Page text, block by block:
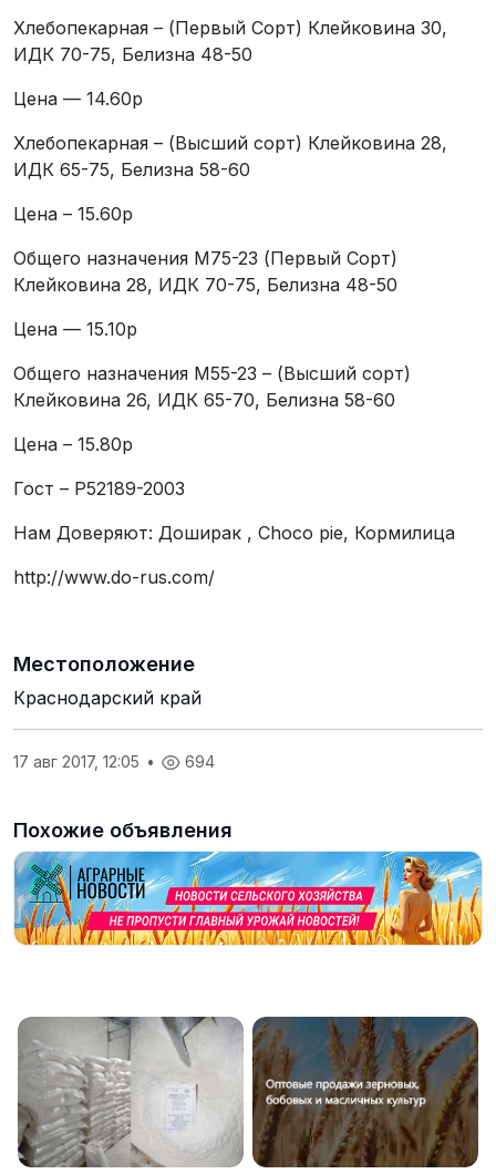
Хлебопекарная – (Первый Cорт) Клейковина 30,
ИДК 70-75, Белизна 48-50
Цена — 14.60р
Хлебопекарная – (Высший сорт) Клейковина 28,
ИДК 65-75, Белизна 58-60
Цена – 15.60р
Общего назначения М75-23 (Первый Cорт)
Клейковина 28, ИДК 70-75, Белизна 48-50
Цена — 15.10р
Общего назначения М55-23 – (Высший сорт)
Клейковина 26, ИДК 65-70, Белизна 58-60
Цена – 15.80р
Гост – P52189-2003
Нам Доверяют: Доширак , Choco pie, Кормилица
http://www.do-rus.com/
Местоположение
Краснодарский край
17 авг 2017, 12:05 • 694
Похожие объявления